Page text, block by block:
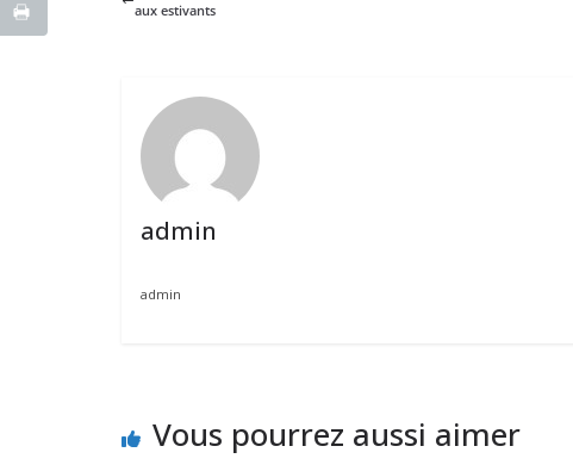
aux estivants
admin
admin
Vous pourrez aussi aimer